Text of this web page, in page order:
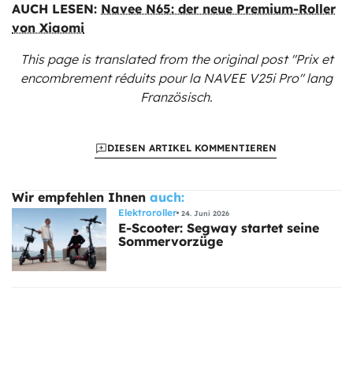
AUCH LESEN: Navee N65: der neue Premium-Roller
von Xiaomi
This page is translated from the originalpost "Prix et
encombrement réduits pour la NAVEE V25i Pro"lang
Französisch.
DIESEN ARTIKEL KOMMENTIEREN
Wir empfehlen Ihnen auch:
Elektroroller 24. Juni 2026
E-Scooter: Segway startet seine
Sommervorzüge